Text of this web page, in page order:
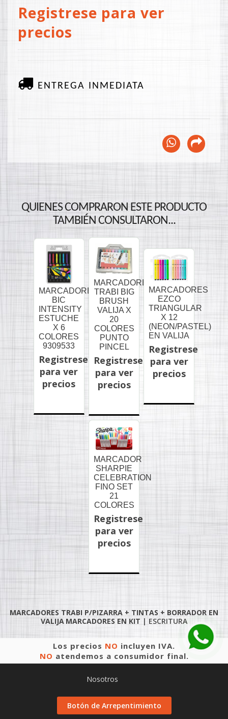
Registrese para ver
precios
ENTREGA INMEDIATA
QUIENES COMPRARON ESTE PRODUCTO
TAMBIÉN CONSULTARON...
MARCADORES
BIC
INTENSITY
ESTUCHE
X 6
COLORES
9309533
Registrese
para ver
precios
MARCADORES
TRABI BIG
BRUSH
VALIJA X
20
COLORES
PUNTO
PINCEL
Registrese
para ver
precios
MARCADORES
EZCO
TRIANGULAR
X 12
(NEON/PASTEL)
EN VALIJA
Registrese
para ver
precios
MARCADOR
SHARPIE
CELEBRATION
FINO SET
21
COLORES
Registrese
para ver
precios
MARCADORES TRABI P/PIZARRA + TINTAS + BORRADOR EN
VALIJA MARCADORES EN KIT | ESCRITURA
Los precios NO incluyen IVA.
NO atendemos a consumidor final.
Nosotros
Botón de Arrepentimiento